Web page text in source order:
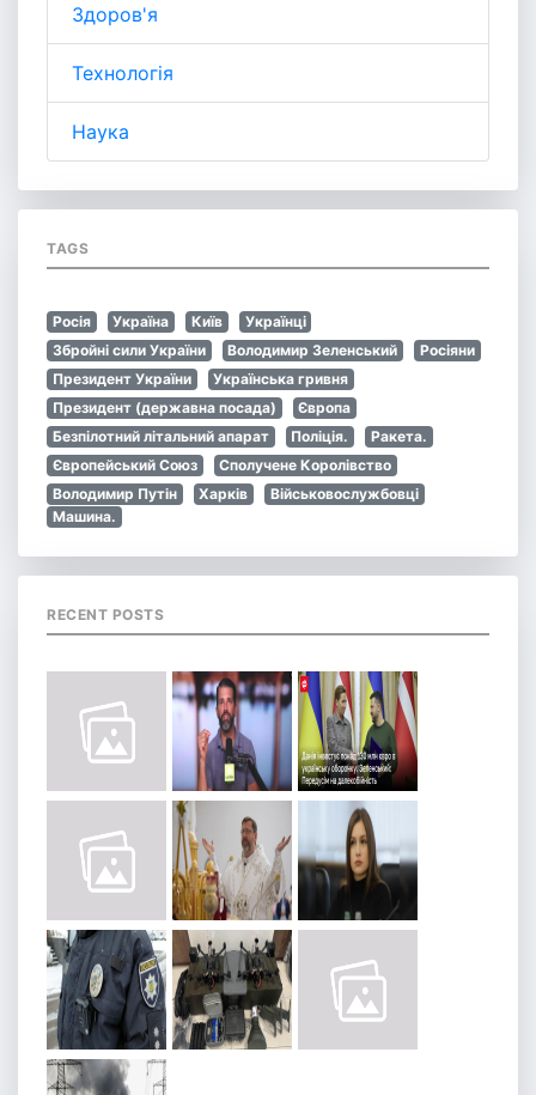
Здоров'я
Технологія
Наука
TAGS
Росія Україна Київ
Українці
Збройні сили України
Володимир Зеленський
Росіяни
Президент України
Українська гривня
Президент (державна посада)
Європа
Безпілотний літальний апарат
Поліція.
Ракета.
Європейський Союз
Сполучене Королівство
Володимир Путін
Харків
Військовослужбовці
Машина.
RECENT POSTS